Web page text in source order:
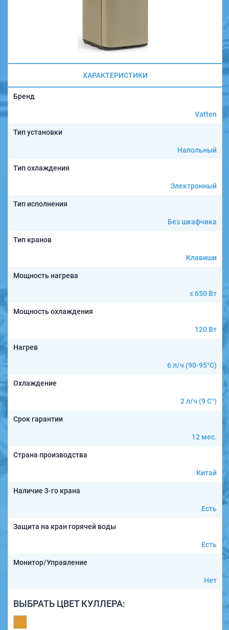
ХАРАКТЕРИСТИКИ
Бренд
Vatten
Тип установки
Напольный
Тип охлаждения
Электронный
Тип исполнения
Без шкафчика
Тип кранов
Клавиши
Мощность нагрева
≤ 650 Вт
Мощность охлаждения
120 Вт
Нагрев
6 л/ч (90-95°C)
Охлаждение
2 л/ч (9 C°)
Срок гарантии
12 мес.
Страна производства
Китай
Наличие 3-го крана
Есть
Защита на кран горячей воды
Есть
Монитор/Управление
Нет
ВЫБРАТЬ ЦВЕТ КУЛЛЕРА: